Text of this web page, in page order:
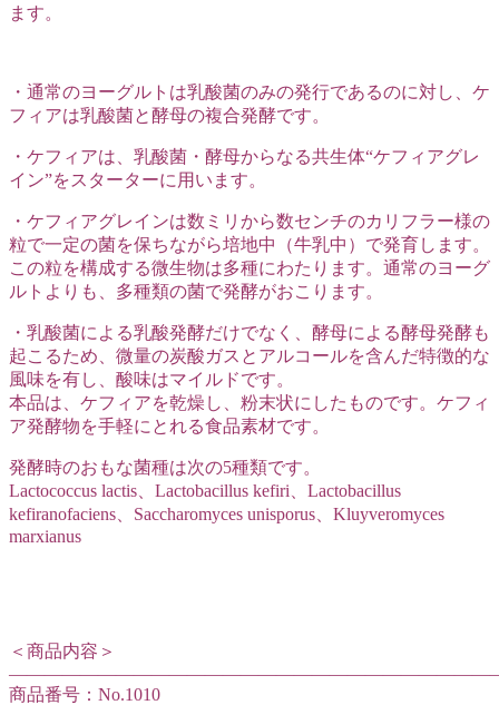
ます。
・通常のヨーグルトは乳酸菌のみの発行であるのに対し、ケ
フィアは乳酸菌と酵母の複合発酵です。
・ケフィアは、乳酸菌・酵母からなる共生体“ケフィアグレ
イン”をスターターに用います。
・ケフィアグレインは数ミリから数センチのカリフラー様の
粒で一定の菌を保ちながら培地中（牛乳中）で発育します。
この粒を構成する微生物は多種にわたります。通常のヨーグ
ルトよりも、多種類の菌で発酵がおこります。
・乳酸菌による乳酸発酵だけでなく、酵母による酵母発酵も
起こるため、微量の炭酸ガスとアルコールを含んだ特徴的な
風味を有し、酸味はマイルドです。
本品は、ケフィアを乾燥し、粉末状にしたものです。ケフィ
ア発酵物を手軽にとれる食品素材です。
発酵時のおもな菌種は次の5種類です。
Lactococcus lactis、Lactobacillus kefiri、Lactobacillus
kefiranofaciens、Saccharomyces unisporus、Kluyveromyces
marxianus
＜商品内容＞
商品番号：No.1010